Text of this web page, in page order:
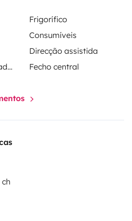
Frigorífico
Consumíveis
Direcção assistida
Regulador de velocidade / Cruise Control
Fecho central